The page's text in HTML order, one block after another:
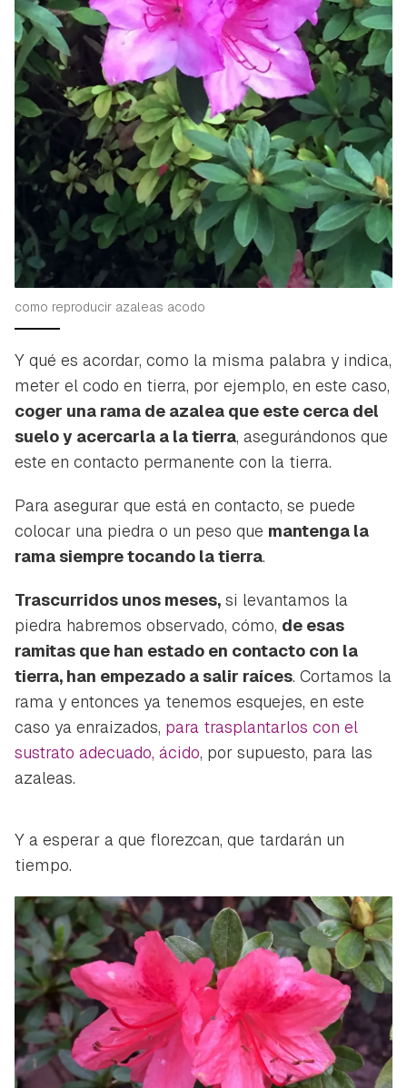
iniciar sesión con tu cuenta de Hogarmanía.
INICIAR SESIÓN CANCELAR
como reproducir azaleas acodo
Y qué es acordar, como la misma palabra y indica,
meter el codo en tierra, por ejemplo, en este caso,
coger una rama de azalea que este cerca del
suelo y acercarla a la tierra, asegurándonos que
este en contacto permanente con la tierra.
Para asegurar que está en contacto, se puede
colocar una piedra o un peso que mantenga la
rama siempre tocando la tierra.
Trascurridos unos meses, si levantamos la
piedra habremos observado, cómo, de esas
ramitas que han estado en contacto con la
tierra, han empezado a salir raíces. Cortamos la
rama y entonces ya tenemos esquejes, en este
caso ya enraizados, para trasplantarlos con el
sustrato adecuado, ácido, por supuesto, para las
azaleas.
Y a esperar a que florezcan, que tardarán un
tiempo.
ACEPTAR